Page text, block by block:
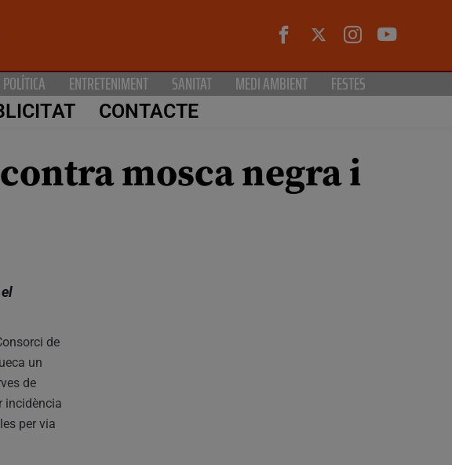
POLÍTICA ENTRETENIMENT SANITAT MEDI AMBIENT FESTES
CONTACTE
mosca negra i
de
un
de
incidència
per via